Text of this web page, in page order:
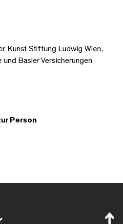
Kunst Stiftung Ludwig Wien,
Basler Versicherungen
Person